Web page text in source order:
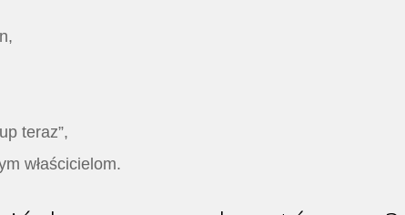
teraz”,
właścicielom.